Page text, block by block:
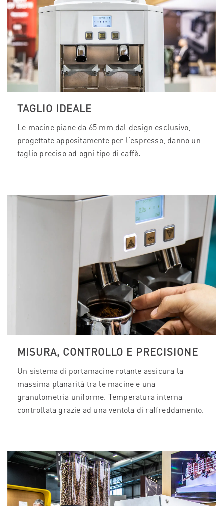
TAGLIO IDEALE
Le macine piane da 65 mm dal design esclusivo,
progettate appositamente per l‘espresso, danno un
taglio preciso ad ogni tipo di caffè.
MISURA, CONTROLLO E PRECISIONE
Un sistema di portamacine rotante assicura la
massima planarità tra le macine e una
granulometria uniforme. Temperatura interna
controllata grazie ad una ventola di raffreddamento.